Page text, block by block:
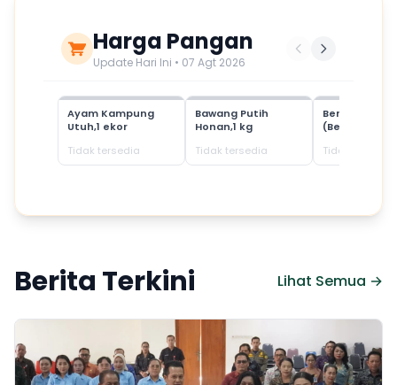
Harga Pangan
Update Hari Ini • 07 Agt 2026
Ayam Kampung
Utuh,1 ekor
Tidak tersedia
Bawang Putih
Honan,1 kg
Tidak tersedia
Beras
(Beras SPHP)
Tidak tersedia
Berita Terkini Lihat Semua →